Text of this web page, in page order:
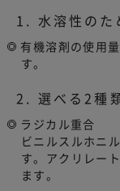
1. 水溶性のた
有機溶剤の使用
す。
2. 選べる2種
ラジカル重合
ビニルスルホニ
す。アクリレー
ます。